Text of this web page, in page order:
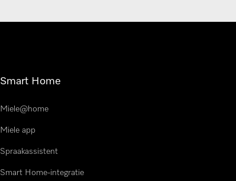
Smart Home
Miele@home
Miele app
Spraakassistent
Smart Home-integratie